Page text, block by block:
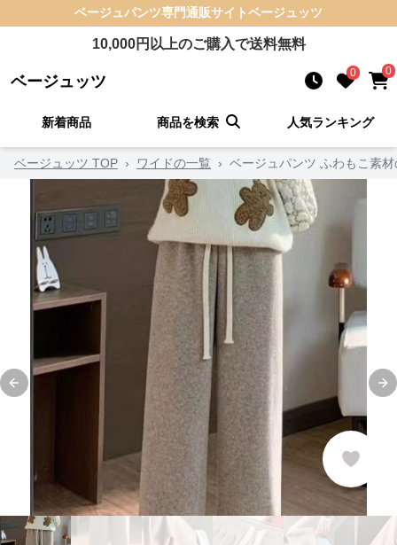
ベージュパンツ専門通販サイトベージュッツ
10,000円以上のご購入で送料無料
ベージュッツ 0 0
新着商品 商品を検索 人気ランキング
ベージュッツ TOP › ワイドの一覧 › ベージュパンツ ふわもこ素
Previous slide